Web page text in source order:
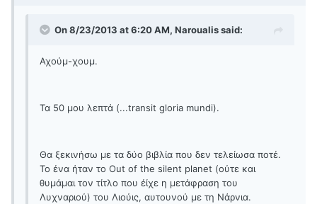
On 8/23/2013 at 6:20 AM, Naroualis said:
Αχούμ-χουμ.
Τα 50 μου λεπτά (...transit gloria mundi).
Θα ξεκινήσω με τα δύο βιβλία που δεν τελείωσα ποτέ.
Το ένα ήταν το Out of the silent planet (ούτε και
θυμάμαι τον τίτλο που έίχε η μετάφραση του
Λυχναριού) του Λιούις, αυτουνού με τη Νάρνια.